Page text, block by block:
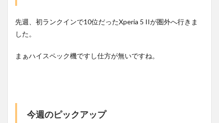
先週、初ランクインで10位だったXperia 5 IIが圏外へ行きま
した。
まぁハイスペック機ですし仕方が無いですね。
今週のピックアップ